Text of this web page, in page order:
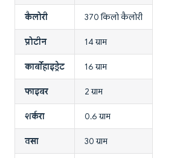
कैलोरी 370 किलो कैलोरी
प्रोटीन 14 ग्राम
कार्बोहाइड्रेट 16 ग्राम
फाइबर 2 ग्राम
शर्करा 0.6 ग्राम
वसा 30 ग्राम